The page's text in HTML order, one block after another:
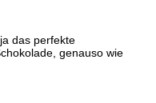
das perfekte
genauso wie